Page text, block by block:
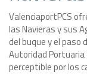
ValenciaportPCS
las Navieras y sus
del buque y el paso
Autoridad Portuaria
perceptible por los